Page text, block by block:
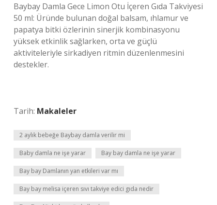
Baybay Damla Gece Limon Otu İçeren Gıda Takviyesi
50 ml: Üründe bulunan doğal balsam, ıhlamur ve
papatya bitki özlerinin sinerjik kombinasyonu
yüksek etkinlik sağlarken, orta ve güçlü
aktiviteleriyle sirkadiyen ritmin düzenlenmesini
destekler.
Tarih: Makaleler
2 aylık bebeğe Baybay damla verilir mi
Baby damla ne işe yarar Bay bay damla ne işe yarar
Bay bay Damlanın yan etkileri var mı
Bay bay melisa içeren sıvı takviye edici gıda nedir